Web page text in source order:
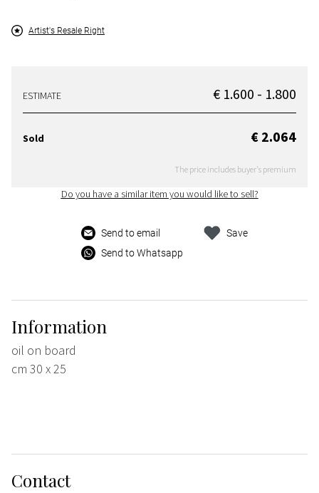
Artist's Resale Right
ESTIMATE € 1.600 - 1.800
Sold € 2.064
The price includes buyer's premium
Do you have a similar item you would like to sell?
Send to email
Send to Whatsapp
Save
Information
oil on board
cm 30 x 25
Contact